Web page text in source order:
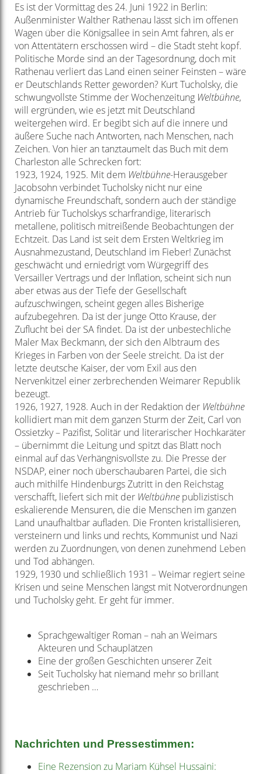
Es ist der Vormittag des 24. Juni 1922 in Berlin:
Außenminister Walther Rathenau lässt sich im offenen
Wagen über die Königsallee in sein Amt fahren, als er
von Attentätern erschossen wird – die Stadt steht kopf.
Politische Morde sind an der Tagesordnung, doch mit
Rathenau verliert das Land einen seiner Feinsten – wäre
er Deutschlands Retter geworden? Kurt Tucholsky, die
schwungvollste Stimme der Wochenzeitung Weltbühne,
will ergründen, wie es jetzt mit Deutschland
weitergehen wird. Er begibt sich auf die innere und
äußere Suche nach Antworten, nach Menschen, nach
Zeichen. Von hier an tanztaumelt das Buch mit dem
Charleston alle Schrecken fort:
1923, 1924, 1925. Mit dem Weltbühne-Herausgeber
Jacobsohn verbindet Tucholsky nicht nur eine
dynamische Freundschaft, sondern auch der ständige
Antrieb für Tucholskys scharfrandige, literarisch
metallene, politisch mitreißende Beobachtungen der
Echtzeit. Das Land ist seit dem Ersten Weltkrieg im
Ausnahmezustand, Deutschland im Fieber! Zunächst
geschwächt und erniedrigt vom Würgegriff des
Versailler Vertrags und der Inflation, scheint sich nun
aber etwas aus der Tiefe der Gesellschaft
aufzuschwingen, scheint gegen alles Bisherige
aufzubegehren. Da ist der junge Otto Krause, der
Zuflucht bei der SA findet. Da ist der unbestechliche
Maler Max Beckmann, der sich den Albtraum des
Krieges in Farben von der Seele streicht. Da ist der
letzte deutsche Kaiser, der vom Exil aus den
Nervenkitzel einer zerbrechenden Weimarer Republik
bezeugt.
1926, 1927, 1928. Auch in der Redaktion der Weltbühne
kollidiert man mit dem ganzen Sturm der Zeit, Carl von
Ossietzky – Pazifist, Solitär und literarischer Hochkaräter
– übernimmt die Leitung und spitzt das Blatt noch
einmal auf das Verhängnisvollste zu. Die Presse der
NSDAP, einer noch überschaubaren Partei, die sich
auch mithilfe Hindenburgs Zutritt in den Reichstag
verschafft, liefert sich mit der Weltbühne publizistisch
eskalierende Mensuren, die die Menschen im ganzen
Land unaufhaltbar aufladen. Die Fronten kristallisieren,
versteinern und links und rechts, Kommunist und Nazi
werden zu Zuordnungen, von denen zunehmend Leben
und Tod abhängen.
1929, 1930 und schließlich 1931 – Weimar regiert seine
Krisen und seine Menschen längst mit Notverordnungen
und Tucholsky geht. Er geht für immer.
Sprachgewaltiger Roman – nah an Weimars
Akteuren und Schauplätzen
Eine der großen Geschichten unserer Zeit
Seit Tucholsky hat niemand mehr so brillant
geschrieben …
Nachrichten und Pressestimmen:
Eine Rezension zu Mariam Kühsel Hussaini: